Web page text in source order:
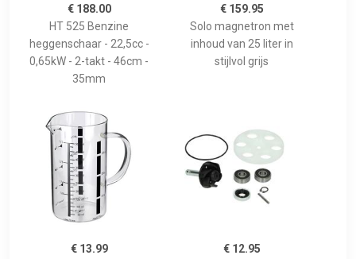
€ 188.00
HT 525 Benzine
heggenschaar - 22,5cc -
0,65kW - 2-takt - 46cm -
35mm
€ 159.95
Solo magnetron met
inhoud van 25 liter in
stijlvol grijs
€ 13.99
€ 12.95